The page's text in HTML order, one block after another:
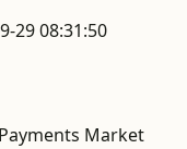
29 08:31:50
Market